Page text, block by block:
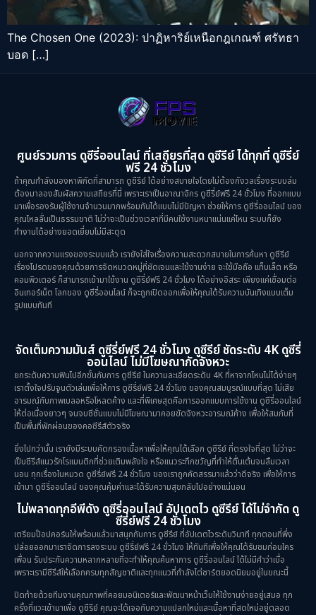
The Chosen One (2023): ปาฏิหาริย์เหนือกฎเกณฑ์ ศรัทธา
บอด […]
ศูนย์รวมการ ดูซีรี่ออนไลน์ ที่เสถียรที่สุด ดูซีรีย์ ได้ทุกที่ ดูซีรี่ย์
ฟรี 24 ชั่วโมง
ถ้าคุณกำลังมองหาพิกัดที่สามารถ ดูซีรีย์ ได้อย่างสบายใจโดยไม่ต้องกังวลเรื่องระบบล่ม
ต้องมาลองสัมผัสความเสถียรที่นี่ เพราะเราเป็นอาณาจักร ดูซีรี่ย์ฟรี 24 ชั่วโมง ที่ออกแบบ
มาเพื่อรองรับผู้ใช้งานจำนวนมากพร้อมกันได้แบบไม่มีปัญหา ช่วยให้การ ดูซีรี่ออนไลน์ ของ
คุณไหลลื่นเป็นธรรมชาติ ไม่ว่าจะเป็นช่วงเวลาที่มีคนใช้งานหนาแน่นแค่ไหน ระบบก็ยัง
ทำงานได้อย่างยอดเยี่ยมไม่มีสะดุด
นอกจากความแรงของระบบแล้ว เรายังใส่ใจเรื่องความสะดวกสบายในการค้นหา ดูซีรีย์
เรื่องโปรดของคุณด้วยการจัดหมวดหมู่ที่ชัดเจนและใช้งานง่าย จะใช้มือถือ แท็บเล็ต หรือ
คอมพิวเตอร์ ก็สามารถเข้ามาใช้งาน ดูซีรี่ย์ฟรี 24 ชั่วโมง ได้อย่างอิสระ เพียงแค่เชื่อมต่อ
อินเทอร์เน็ต โลกของ ดูซีรี่ออนไลน์ ก็จะถูกเปิดออกเพื่อให้คุณได้รับความบันเทิงแบบเต็ม
รูปแบบทันที
จัดเต็มความมันส์ ดูซีรี่ย์ฟรี 24 ชั่วโมง ดูซีรีย์ ชัดระดับ 4K ดูซีรี่
ออนไลน์ ไม่มีโฆษณากัดจังหวะ
ยกระดับความฟินไปอีกขั้นกับการ ดูซีรีย์ ในความละเอียดระดับ 4K ที่หาจากไหนไม่ได้ง่ายๆ
เราตั้งใจปรับจูนตัวเล่นเพื่อให้การ ดูซีรี่ย์ฟรี 24 ชั่วโมง ของคุณสมบูรณ์แบบที่สุด ไม่เสีย
อารมณ์กับภาพเบลอหรือโหลดค้าง และที่พิเศษสุดคือการออกแบบการใช้งาน ดูซีรี่ออนไลน์
ให้ต่อเนื่องยาวๆ จนจบซีซั่นแบบไม่มีโฆษณามาคอยขัดจังหวะอารมณ์ค้าง เพื่อให้สมกับที่
เป็นพื้นที่พักผ่อนของคอซีรีส์ตัวจริง
ยิ่งไปกว่านั้น เรายังมีระบบคัดกรองเนื้อหาเพื่อให้คุณได้เลือก ดูซีรีย์ ที่ตรงใจที่สุด ไม่ว่าจะ
เป็นซีรีส์แนวรักโรแมนติกที่ช่วยเติมพลังใจ หรือแนวระทึกขวัญที่ทำให้ตื่นเต้นจนลืมเวลา
นอน ทุกเรื่องในหมวด ดูซีรี่ย์ฟรี 24 ชั่วโมง ของเราถูกคัดสรรมาแล้วว่าดีจริง เพื่อให้การ
เข้ามา ดูซีรี่ออนไลน์ ของคุณคุ้มค่าและได้รับความสุขกลับไปอย่างแน่นอน
ไม่พลาดทุกอีพีดัง ดูซีรี่ออนไลน์ อัปเดตไว ดูซีรีย์ ได้ไม่จำกัด ดู
ซีรี่ย์ฟรี 24 ชั่วโมง
เตรียมป๊อปคอร์นให้พร้อมแล้วมาสนุกกับการ ดูซีรีย์ ที่อัปเดตไวระดับวินาที ทุกตอนที่พึ่ง
ปล่อยออกมาเราจัดการลงระบบ ดูซีรี่ย์ฟรี 24 ชั่วโมง ให้ทันทีเพื่อให้คุณได้รับชมก่อนใคร
เพื่อน รับประกันความหลากหลายที่จะทำให้คุณค้นหาการ ดูซีรี่ออนไลน์ ได้ไม่มีคำว่าเบื่อ
เพราะเรามีซีรีส์ให้เลือกครบทุกสัญชาติและทุกแนวที่กำลังไต่ชาร์ตยอดนิยมอยู่ในขณะนี้
ปิดท้ายด้วยทีมงานคุณภาพที่คอยมอนิเตอร์และพัฒนาหน้าเว็บให้ใช้งานง่ายอยู่เสมอ ทุก
ครั้งที่แวะเข้ามาเพื่อ ดูซีรีย์ คุณจะได้เจอกับความแปลกใหม่และเนื้อหาที่สดใหม่อยู่ตลอด